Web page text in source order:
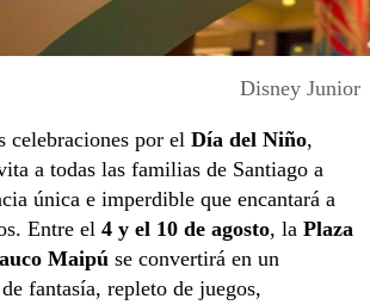
Disney Junior
celebraciones por el Día del Niño,
a todas las familias de Santiago a
única e imperdible que encantará a
Entre el 4 y el 10 de agosto, la Plaza
Maipú se convertirá en un
fantasía, repleto de juegos,